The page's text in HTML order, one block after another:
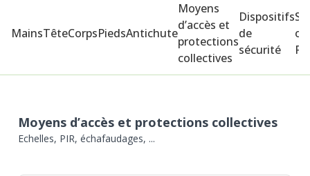
MainsTêteCorpsPiedsAntichute
Moyens
d’accès et
protections
collectives
Dispositifs
de
sécurité
Moyens d’accès et protections collectives
Echelles, PIR, échafaudages, ...